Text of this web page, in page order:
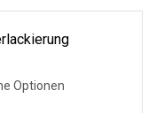
Optionen